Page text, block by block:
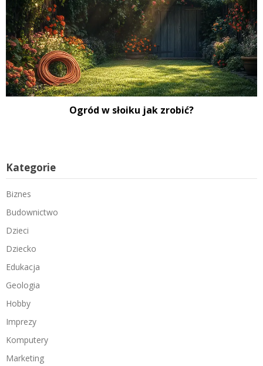
Ogród w słoiku jak zrobić?
Kategorie
Biznes
Budownictwo
Dzieci
Dziecko
Edukacja
Geologia
Hobby
Imprezy
Komputery
Marketing